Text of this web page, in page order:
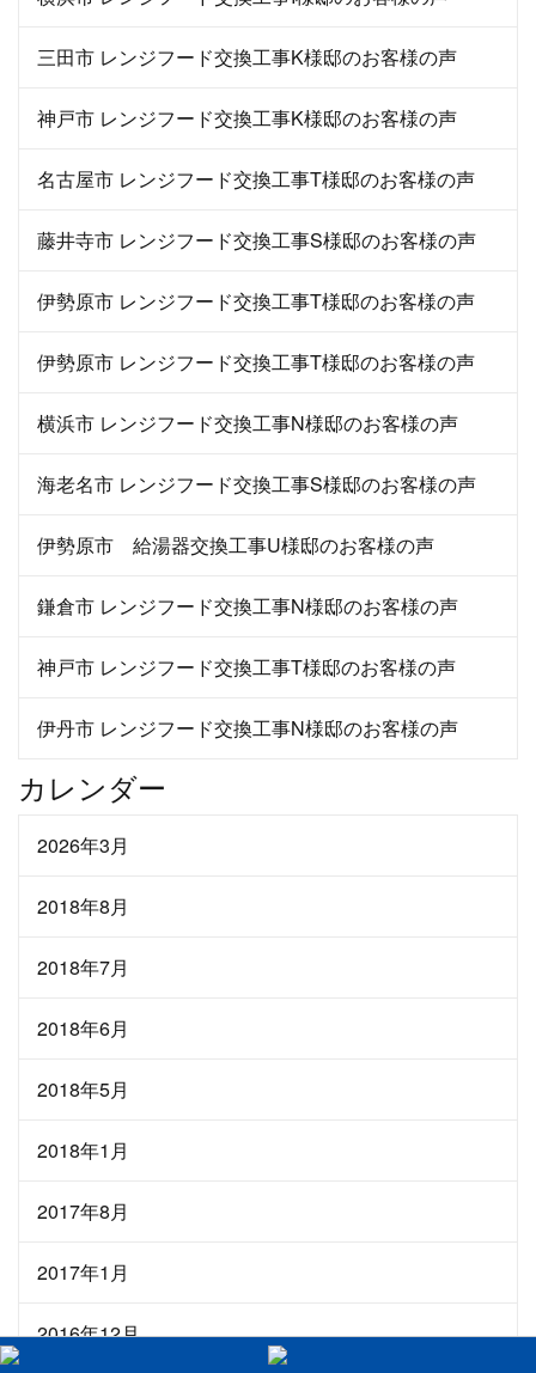
三田市 レンジフード交換工事K様邸のお客様の声
神戸市 レンジフード交換工事K様邸のお客様の声
名古屋市 レンジフード交換工事T様邸のお客様の声
藤井寺市 レンジフード交換工事S様邸のお客様の声
伊勢原市 レンジフード交換工事T様邸のお客様の声
伊勢原市 レンジフード交換工事T様邸のお客様の声
横浜市 レンジフード交換工事N様邸のお客様の声
海老名市 レンジフード交換工事S様邸のお客様の声
伊勢原市 給湯器交換工事U様邸のお客様の声
鎌倉市 レンジフード交換工事N様邸のお客様の声
神戸市 レンジフード交換工事T様邸のお客様の声
伊丹市 レンジフード交換工事N様邸のお客様の声
カレンダー
2026年3月
2018年8月
2018年7月
2018年6月
2018年5月
2018年1月
2017年8月
2017年1月
2016年12月